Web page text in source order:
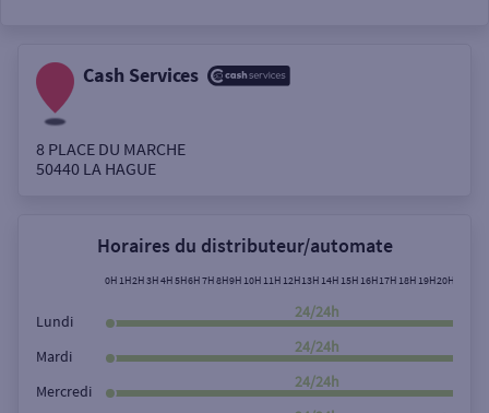
Autour de moi
Rue
Cash Services
8 PLACE DU MARCHE
50440 LA HAGUE
Horaires du distributeur/automate
0H 1H2H3H4H5H6H7H8H9H 10H 11H 12H13H 14H 15H 16H17H 18H 19H20H
Lundi
24/24h
Mardi
24/24h
Mercredi
24/24h